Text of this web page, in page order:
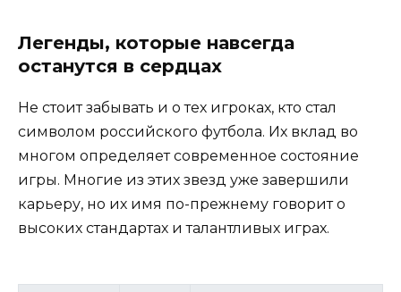
Легенды, которые навсегда
останутся в сердцах
Не стоит забывать и о тех игроках, кто стал
символом российского футбола. Их вклад во
многом определяет современное состояние
игры. Многие из этих звезд уже завершили
карьеру, но их имя по-прежнему говорит о
высоких стандартах и талантливых играх.